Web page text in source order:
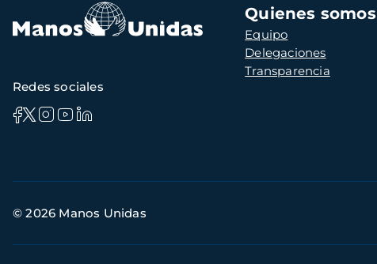
Navegación
principal
Quienes somos
Equipo
Delegaciones
Transparencia
Redes sociales
de
© 2026 Manos Unidas